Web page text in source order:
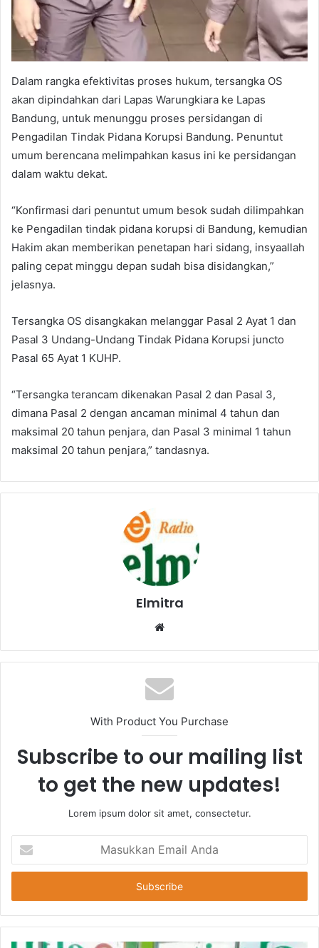
Dalam rangka efektivitas proses hukum, tersangka OS
akan dipindahkan dari Lapas Warungkiara ke Lapas
Bandung, untuk menunggu proses persidangan di
Pengadilan Tindak Pidana Korupsi Bandung. Penuntut
umum berencana melimpahkan kasus ini ke persidangan
dalam waktu dekat.
“Konfirmasi dari penuntut umum besok sudah dilimpahkan
ke Pengadilan tindak pidana korupsi di Bandung, kemudian
Hakim akan memberikan penetapan hari sidang, insyaallah
paling cepat minggu depan sudah bisa disidangkan,”
jelasnya.
Tersangka OS disangkakan melanggar Pasal 2 Ayat 1 dan
Pasal 3 Undang-Undang Tindak Pidana Korupsi juncto
Pasal 65 Ayat 1 KUHP.
“Tersangka terancam dikenakan Pasal 2 dan Pasal 3,
dimana Pasal 2 dengan ancaman minimal 4 tahun dan
maksimal 20 tahun penjara, dan Pasal 3 minimal 1 tahun
maksimal 20 tahun penjara,” tandasnya.
Elmitra
Website
With Product You Purchase
Subscribe to our mailing list
to get the new updates!
Lorem ipsum dolor sit amet, consectetur.
Email
Anda